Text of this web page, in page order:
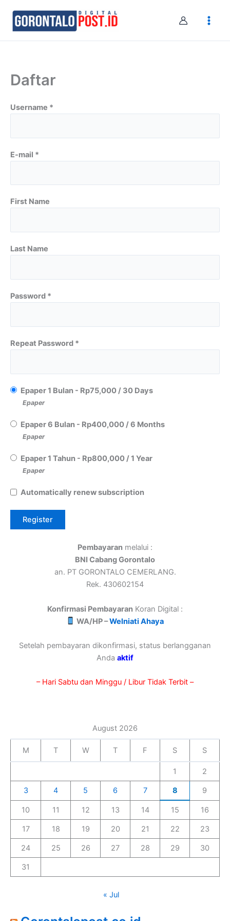
content
Daftar
Username *
E-mail *
First Name
Last Name
Password *
Repeat Password *
Epaper 1 Bulan - Rp75,000/ 30 Days
Epaper
Epaper 6 Bulan - Rp400,000/6 Months
Epaper
Epaper 1 Tahun - Rp800,000/1 Year
Epaper
Automatically renew subscription
Pembayaran melalui :
BNI Cabang Gorontalo
an. PT GORONTALO CEMERLANG.
Rek. 430602154
Konfirmasi Pembayaran Koran Digital :
WA/HP –Welniati Ahaya
Setelah pembayaran dikonfirmasi, status berlangganan
Anda aktif
– Hari Sabtu dan Minggu / Libur Tidak Terbit –
August 2026
M T W T F S S
1 2
3 4 5 6 7 8 9
10 11 12 13 14 15 16
17 18 19 20 21 22 23
24 25 26 27 28 29 30
31
« Jul